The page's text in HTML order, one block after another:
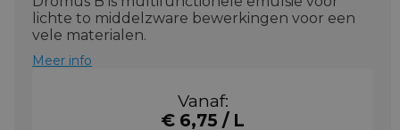
lichte to middelzware bewerkingen voor een
vele materialen.
Meer info
Vanaf:
€ 6,75 / L